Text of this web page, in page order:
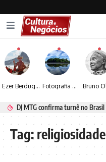
Ezer Berdugo transforma experiências multiculturais e memórias em narrativas visuais por meio da fotografia Fotografia de Fátima Carlini transforma paisagens naturais em experiências de contemplação
DJ MTG confirma turnê no Brasil com apresentações em Goiânia, Porto Seguro e Rio de Janeiro
Tag:religiosidade